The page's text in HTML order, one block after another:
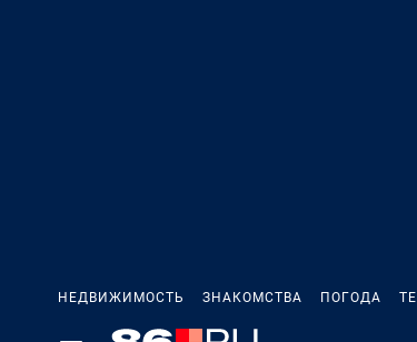
НЕДВИЖИМОСТЬ ЗНАКОМСТВА ПОГОДА